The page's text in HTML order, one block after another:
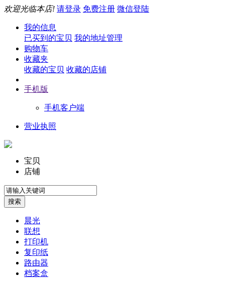
欢迎光临本店! 请登录 免费注册 微信登陆
我的信息
已买到的宝贝 我的地址管理
购物车
收藏夹
收藏的宝贝 收藏的店铺
手机版
手机客户端
营业执照
宝贝
店铺
晨光
联想
打印机
复印纸
路由器
档案盒